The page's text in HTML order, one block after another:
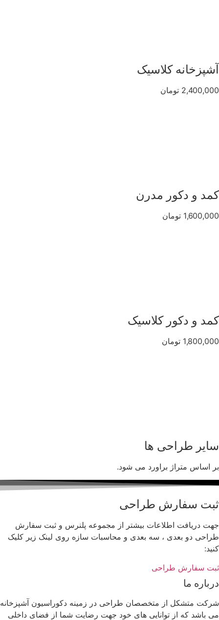
آشپزخانه کلاسیک
2,400,000 تومان
کمد و دکور مدرن
1,600,000 تومان
کمد و دکور کلاسیک
1,800,000 تومان
سایر طراحی ها
بر اساس متراژ براورد می شود.
ثبت سفارش طراحی
جهت دریافت اطلاعات بیشتر از مجموعه پلنرس و ثبت سفارش
طراحی دو بعدی ، سه بعدی و محاسبات سازه روی لینک زیر کلیک
کنید:
ثبت سفارش طراحی
درباره ما
شرکت متشکل از متخصصان طراحی در زمینه دکوراسیون آشپزخانه
می باشد که از توانایی های خود جهت رضایت شما از فضای داخلی